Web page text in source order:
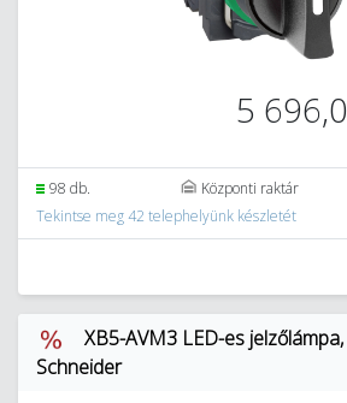
5
98 db. Központi raktár
Tekintse meg 42 telephelyünk készletét
XB5-AVM3 LED-es
Schneider